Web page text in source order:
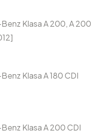
Klasa A 200, A 200
Klasa A 180 CDI
Klasa A 200 CDI